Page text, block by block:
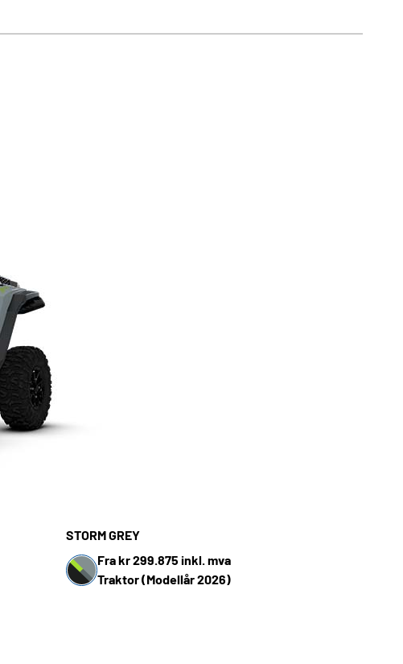
STORM GREY
Fra kr 299.875 inkl. mva
Traktor (Modellår 2026)